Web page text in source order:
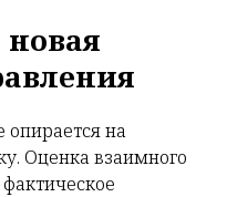
опирается на
Оценка взаимного